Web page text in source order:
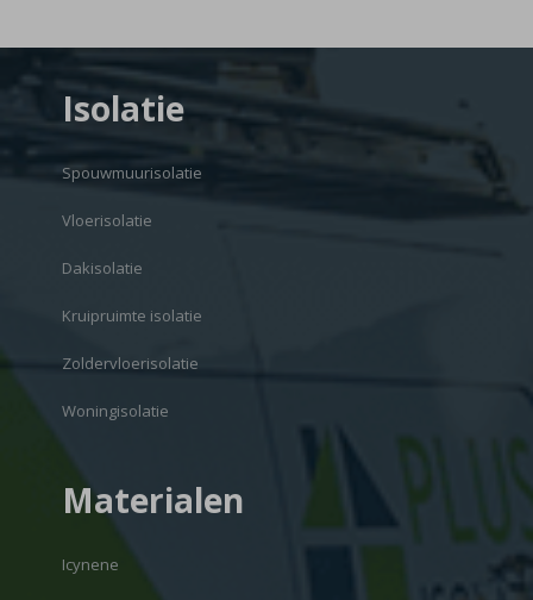
Isolatie
Spouwmuurisolatie
Vloerisolatie
Dakisolatie
Kruipruimte isolatie
Zoldervloerisolatie
Woningisolatie
Materialen
Icynene